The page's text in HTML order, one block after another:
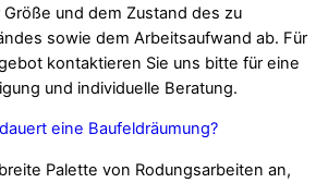
und dem Zustand des zu
sowie dem Arbeitsaufwand ab. Für
kontaktieren Sie uns bitte für eine
und individuelle Beratung.
eine Baufeldräumung?
Palette von Rodungsarbeiten an,